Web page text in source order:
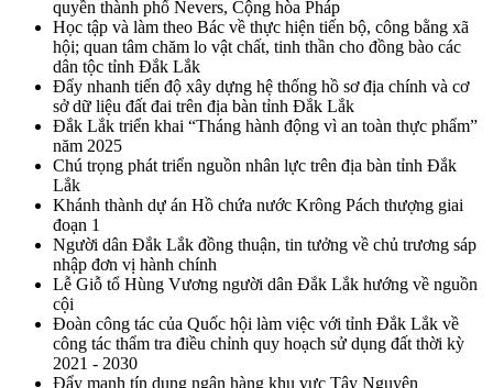
quyền thành phố Nevers, Cộng hòa Pháp
Học tập và làm theo Bác về thực hiện tiến bộ, công bằng xã
hội; quan tâm chăm lo vật chất, tinh thần cho đồng bào các
dân tộc tỉnh Đắk Lắk
Đẩy nhanh tiến độ xây dựng hệ thống hồ sơ địa chính và cơ
sở dữ liệu đất đai trên địa bàn tỉnh Đắk Lắk
Đắk Lắk triển khai “Tháng hành động vì an toàn thực phẩm”
năm 2025
Chú trọng phát triển nguồn nhân lực trên địa bàn tỉnh Đắk
Lắk
Khánh thành dự án Hồ chứa nước Krông Pách thượng giai
đoạn 1
Người dân Đắk Lắk đồng thuận, tin tưởng về chủ trương sáp
nhập đơn vị hành chính
Lễ Giỗ tổ Hùng Vương người dân Đắk Lắk hướng về nguồn
cội
Đoàn công tác của Quốc hội làm việc với tỉnh Đắk Lắk về
công tác thẩm tra điều chỉnh quy hoạch sử dụng đất thời kỳ
2021 - 2030
Đẩy mạnh tín dụng ngân hàng khu vực Tây Nguyên